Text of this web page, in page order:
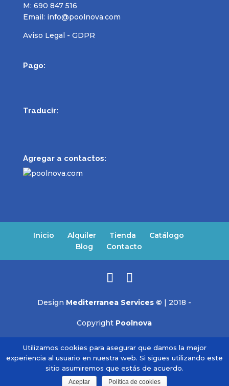
M: 690 847 516
Email: info@poolnova.com
Aviso Legal - GDPR
Pago:
Traducir:
Agregar a contactos:
Inicio Alquiler Tienda
Catálogo
Blog
Contacto
Design Mediterranea Services © | 2018 -
Copyright Poolnova
Utilizamos cookies para asegurar que damos la mejor
experiencia al usuario en nuestra web. Si sigues utilizando este
sitio asumiremos que estás de acuerdo.
Aceptar Política de cookies